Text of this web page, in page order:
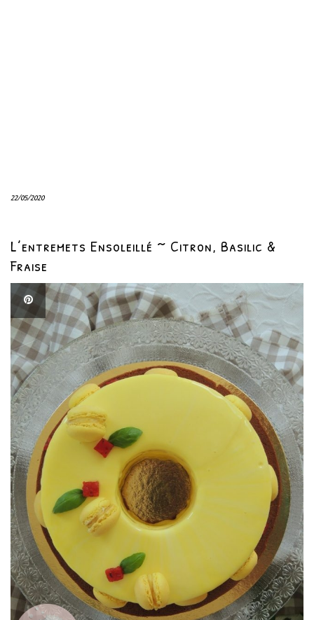
22/05/2020
L’entremets Ensoleillé ~ Citron, Basilic &
Fraise